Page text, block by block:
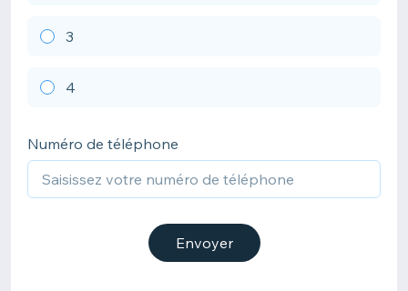
3
4
Numéro de téléphone
Envoyer